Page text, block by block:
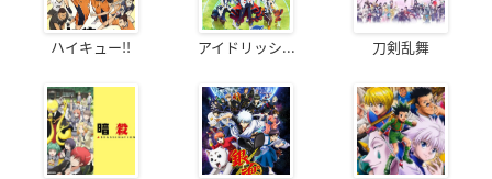
ハイキュー!! アイドリッシ... 刀剣乱舞